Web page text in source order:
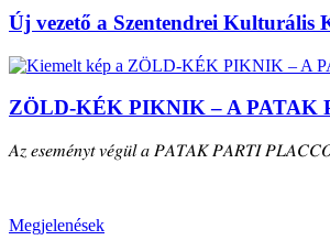
Új vezető a Szentendrei Kulturális
ZÖLD-KÉK PIKNIK – A PATAK
𝐴𝑧 𝑒𝑠𝑒𝑚𝑒́𝑛𝑦𝑡 𝑣𝑒́𝑔𝑢̈𝑙 𝑎 𝑃𝐴𝑇𝐴𝐾 𝑃𝐴𝑅𝑇𝐼 𝑃𝐿𝐴𝐶𝐶𝑂𝑁
Megjelenések